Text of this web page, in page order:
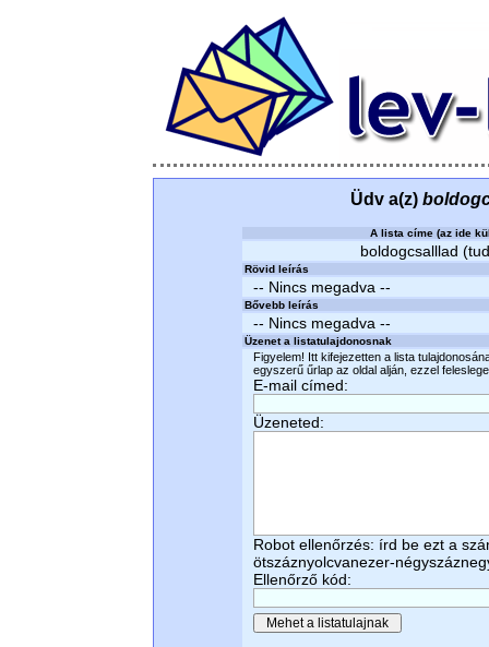
Üdv a(z)
A lista címe (az ide
boldogcsalllad
Rövid leírás
-- Nincs megadva --
Bővebb leírás
-- Nincs megadva --
Üzenet a listatulajdonosnak
Figyelem! Itt kifejezetten a lista
egyszerű űrlap az oldal alján, ezzel
E-mail címed:
Üzeneted:
Robot ellenőrzés: írd be ezt a
ötszáznyolcvanezer-
Ellenőrző kód: